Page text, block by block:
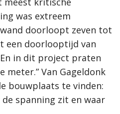
was extreem
doorloopt zeven tot
een doorlooptijd van
in dit project praten
meter.” Van Gageldonk
bouwplaats te vinden:
spanning zit en waar